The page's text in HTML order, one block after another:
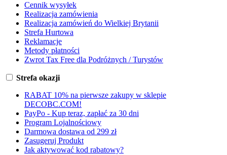
Cennik wysyłek
Realizacja zamówienia
Realizacja zamówień do Wielkiej Brytanii
Strefa Hurtowa
Reklamacje
Metody płatności
Zwrot Tax Free dla Podróżnych / Turystów
Strefa okazji
RABAT 10% na pierwsze zakupy w sklepie
DECOBC.COM!
PayPo - Kup teraz, zapłać za 30 dni
Program Lojalnościowy
Darmowa dostawa od 299 zł
Zasugeruj Produkt
Jak aktywować kod rabatowy?